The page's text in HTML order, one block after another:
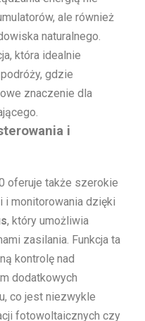
ale również
naturalnego.
która idealnie
gdzie
znaczenie dla
i
oferuje także szerokie
i monitorowania dzięki
, który umożliwia
zasilania. Funkcja ta
kontrolę nad
dodatkowych
co jest niezwykle
fotowoltaicznych czy